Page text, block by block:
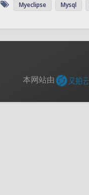
Myeclipse Mysql
本网站由